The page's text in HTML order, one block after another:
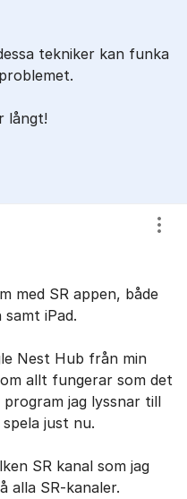
tekniker kan funka
långt!
med SR appen, både
iPad.
Nest Hub från min
allt fungerar som det
jag lyssnar till
just nu.
SR kanal som jag
alla SR-kanaler.